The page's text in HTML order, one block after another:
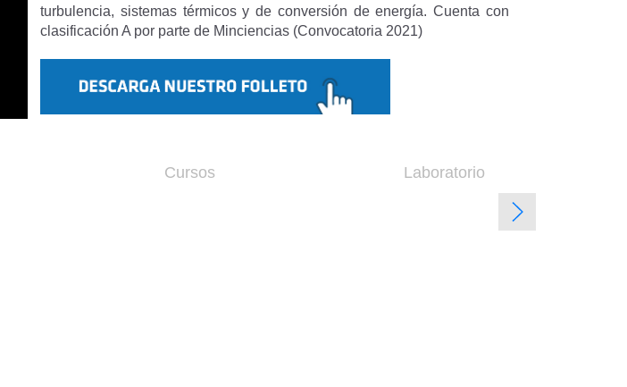
turbulencia, sistemas térmicos y de conversión de energía. Cuenta con
clasificación A por parte de Minciencias (Convocatoria 2021)
Cursos Laboratorio